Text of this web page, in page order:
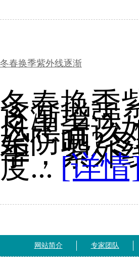
冬春换季紫外线逐渐
冬春换季
逐渐增强
风患者该
始防晒?
季，紫外
度... [详
网站简介 专家团队